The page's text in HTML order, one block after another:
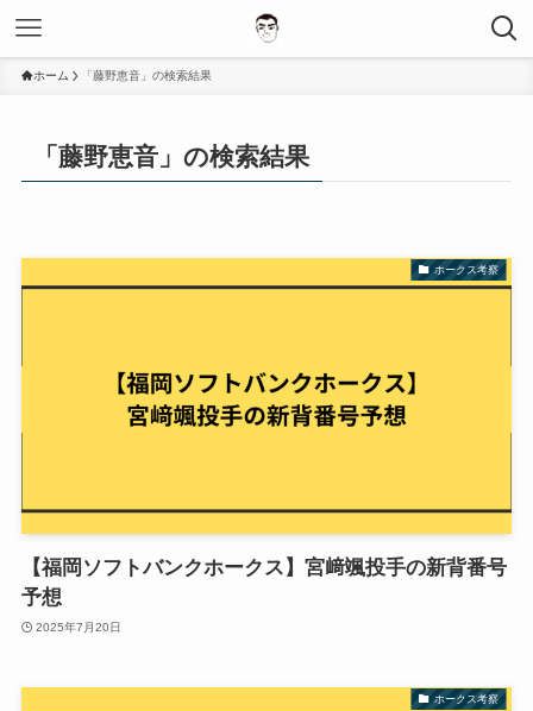
ホーム 「藤野恵音」の検索結果
「藤野恵音」の検索結果
ホークス考察
【福岡ソフトバンクホークス】宮﨑颯投手の新背番号
予想
2025年7月20日
ホークス考察